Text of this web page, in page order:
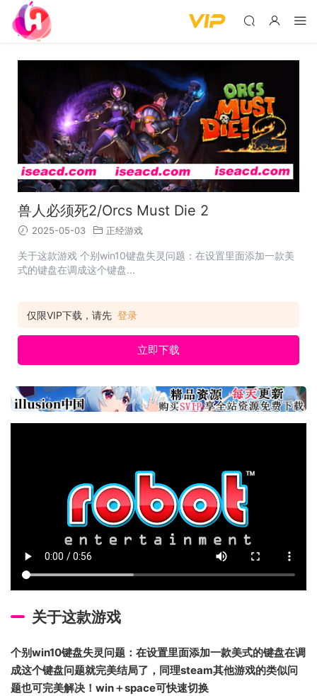
兽人必须死2/Orcs Must Die 2
2025-05-03 正经游戏
关于这款游戏 个别win10键盘失灵问题：在设置里面添加一款美
式的键盘在调成这个键盘...
仅限VIP下载，请先 登录
立即下载
关于这款游戏
个别win10键盘失灵问题： 在设置里面添加一款美式的键盘在调
成这个键盘问题就完美结局了，同理steam其他游戏的类似问
题也可完美解决！win＋space可快速切换